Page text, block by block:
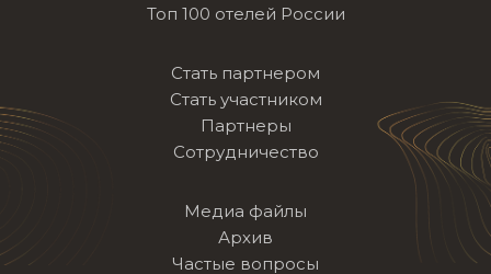
Топ 100 отелей России
Стать партнером
Стать участником
Партнеры
Сотрудничество
Медиа файлы
Архив
Частые вопросы